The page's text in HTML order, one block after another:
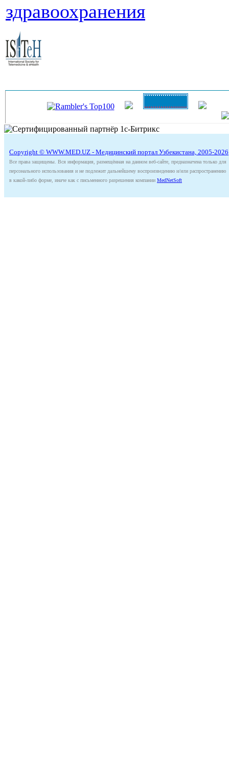
здравоохранения
Copyright © WWW.MED.UZ - Медицинский портал Узбекистана, 2005-2026
Все права защищены. Вся информация, размещённая на данном веб-сайте, предназначена только для
персонального использования и не подлежит дальнейшему воспроизведению и/или распространению
в какой-либо форме, иначе как с письменного разрешения компании MedNetSoft